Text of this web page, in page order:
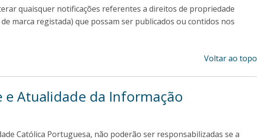
quaisquer notificações referentes a direitos de propriedade
marca registada) que possam ser publicados ou contidos nos
Voltar ao topo
e Atualidade da Informação
Católica Portuguesa, não poderão ser responsabilizadas se a